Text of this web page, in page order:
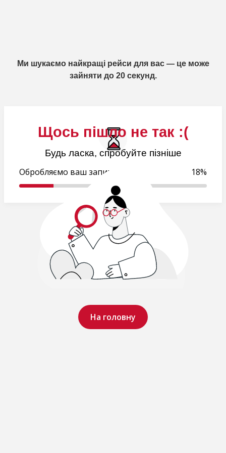
Щось пішло не так :(
Будь ласка, спробуйте пізніше
На головну
Ми шукаємо найкращі рейси для вас — це може
зайняти до 20 секунд.
Обробляємо ваш запит.. 19%